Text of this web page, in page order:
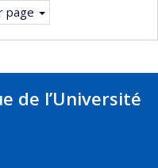
page
de l’Université